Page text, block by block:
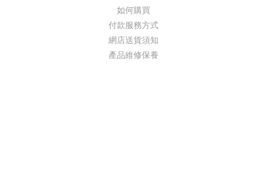
如何購買
付款服務方式
網店送貨須知
產品維修保養